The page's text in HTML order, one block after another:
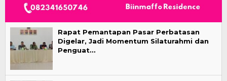
Rapat Pemantapan Pasar Perbatasan
Digelar, Jadi Momentum Silaturahmi dan
Penguat…